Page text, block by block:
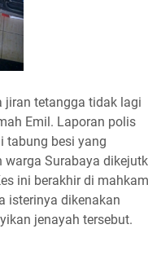
tetangga tidak lagi
Emil. Laporan polis
tabung besi yang
Surabaya
ini berakhir di
isterinya dikenakan
jenayah tersebut.